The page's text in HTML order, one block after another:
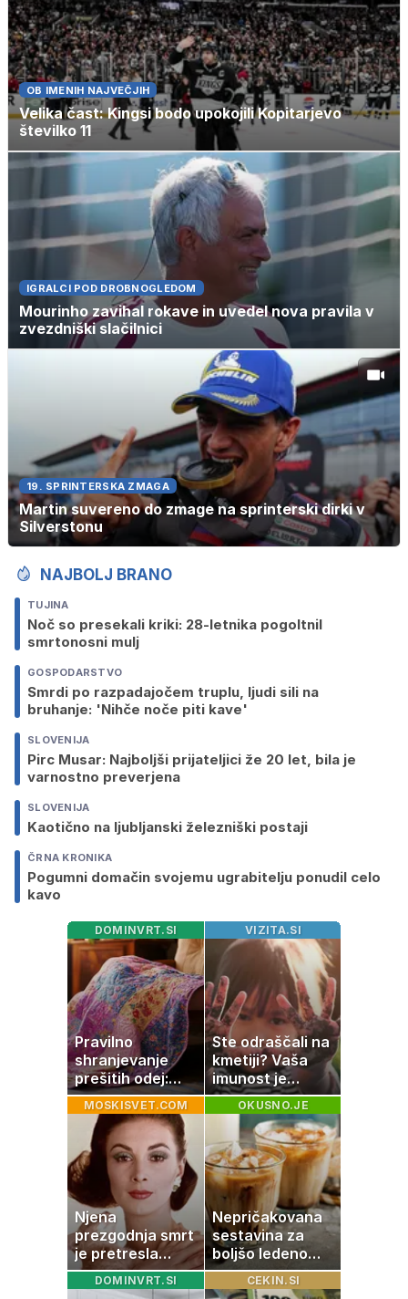
OB IMENIH NAJVEČJIH
Velika čast: Kingsi bodo upokojili Kopitarjevo
številko 11
IGRALCI POD DROBNOGLEDOM
Mourinho zavihal rokave in uvedel nova pravila v
zvezdniški slačilnici
19. SPRINTERSKA ZMAGA
Martin suvereno do zmage na sprinterski dirki v
Silverstonu
NAJBOLJ BRANO
TUJINA
Noč so presekali kriki: 28-letnika pogoltnil
smrtonosni mulj
GOSPODARSTVO
Smrdi po razpadajočem truplu, ljudi sili na
bruhanje: 'Nihče noče piti kave'
SLOVENIJA
Pirc Musar: Najboljši prijateljici že 20 let, bila je
varnostno preverjena
SLOVENIJA
Kaotično na ljubljanski železniški postaji
ČRNA KRONIKA
Pogumni domačin svojemu ugrabitelju ponudil celo
kavo
DOMINVRT.SI
Pravilno
shranjevanje
prešitih odej:
Kako ohraniti
družinsko
dediščino
VIZITA.SI
Ste odraščali na
kmetiji? Vaša
imunost je
verjetno
močnejša
MOSKISVET.COM
Njena
prezgodnja smrt
je pretresla
modni svet: za
slavo se je
OKUSNO.JE
Nepričakovana
sestavina za
boljšo ledeno
kavo, ki jo imate
zagotovo doma
DOMINVRT.SI CEKIN.SI